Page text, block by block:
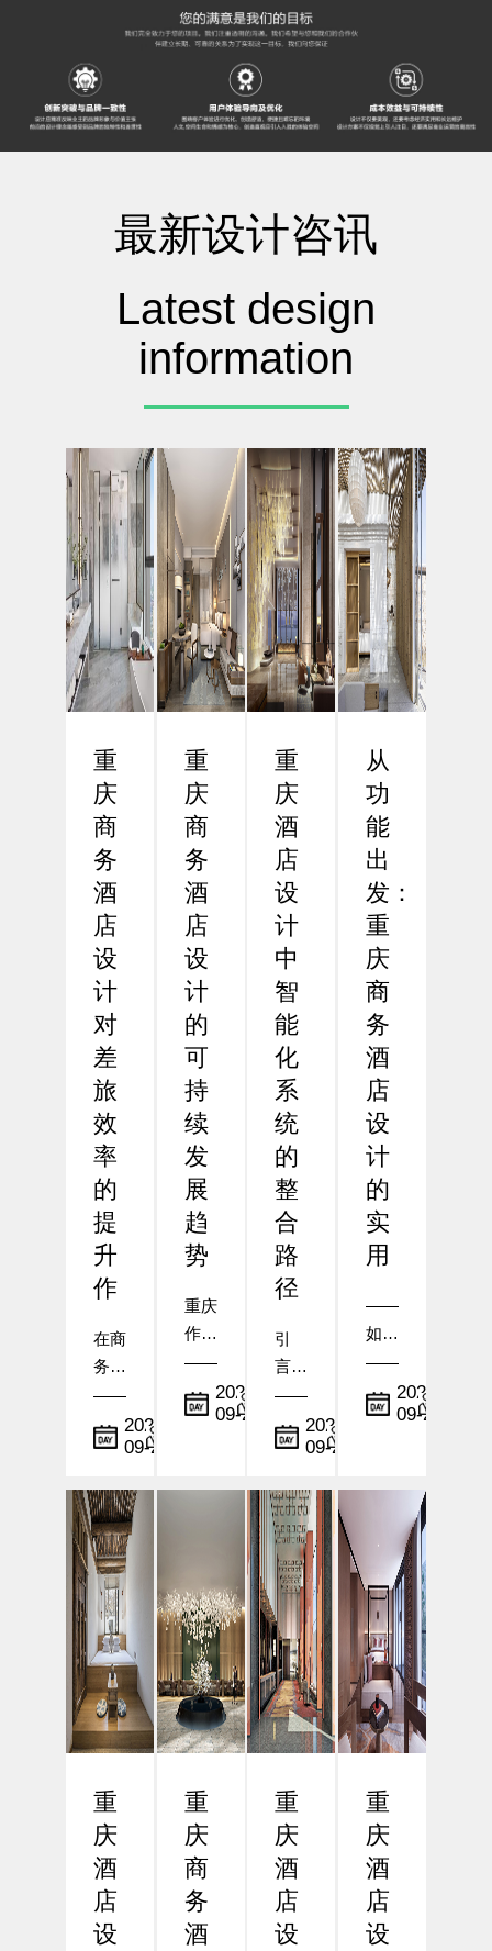
最新设计咨讯
Latest design
information
重
庆
商
务
酒
店
设
计
对
差
旅
效
率
的
提
升
作
在商
务出
行需
求日
益增
背景
下，
差旅
效率
已成
为企
业和
商务
人士
关注
心议
题。
重
庆...
2025-
09-24
重
庆
商
务
酒
店
设
计
的
可
持
续
发
展
趋
势
重庆
作为
中国
西南
地区
商务
酒店
行业
的发
展中
展现
劲的
增
长...
2025-
09-23
重
庆
酒
店
设
计
中
智
能
化
系
统
的
整
合
路
径
引
言：
从传
统到
智
酒店
设计
的数
字化
革命
在数
字化
浪潮
席卷
全球
天，
酒店
设计
正
经...
2025-
09-23
从
功
能
出
发：
重
庆
商
务
酒
店
设
计
的
实
用
——
如何
在布
局与
设施
人性
化设
计
一、
引
言：
功能
导向
的必
要性
在
现...
2025-
09-22
重
庆
酒
店
设
重
庆
商
务
酒
重
庆
酒
店
设
重
庆
酒
店
设